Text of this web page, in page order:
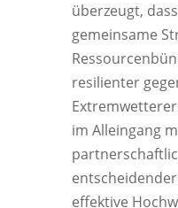
überzeugt,
gemeinsame
resilienter
im Alleingang
effektive